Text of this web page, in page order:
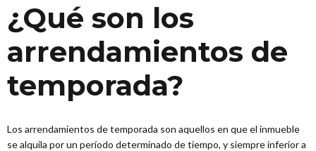
¿Qué son los
arrendamientos de
temporada?
Los arrendamientos de temporada son aquellos en que el inmueble
se alquila por un período determinado de tiempo, y siempre inferior a